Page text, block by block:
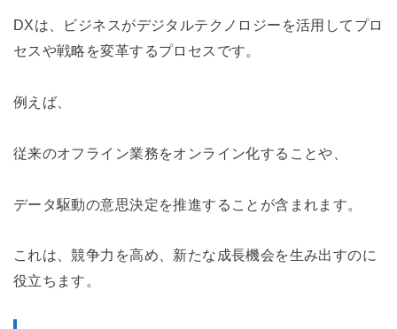
DXは、ビジネスがデジタルテクノロジーを活用してプロ
セスや戦略を変革するプロセスです。
例えば、
従来のオフライン業務をオンライン化することや、
データ駆動の意思決定を推進することが含まれます。
これは、競争力を高め、新たな成長機会を生み出すのに
役立ちます。